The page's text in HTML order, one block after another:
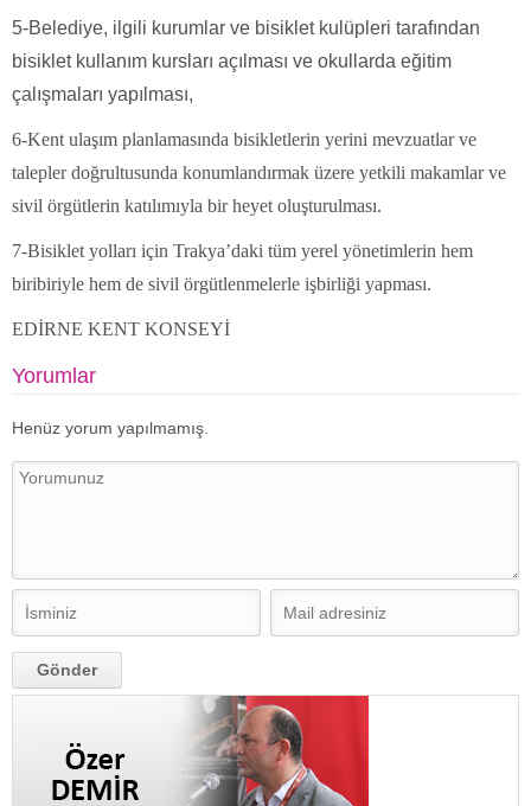
5-Belediye, ilgili kurumlar ve bisiklet kulüpleri tarafından
bisiklet kullanım kursları açılması ve okullarda eğitim
çalışmaları yapılması,
6-Kent ulaşım planlamasında bisikletlerin yerini mevzuatlar ve
talepler doğrultusunda konumlandırmak üzere yetkili makamlar ve
sivil örgütlerin katılımıyla bir heyet oluşturulması.
7-Bisiklet yolları için Trakya’daki tüm yerel yönetimlerin hem
biribiriyle hem de sivil örgütlenmelerle işbirliği yapması.
EDİRNE KENT KONSEYİ
Yorumlar
Henüz yorum yapılmamış.